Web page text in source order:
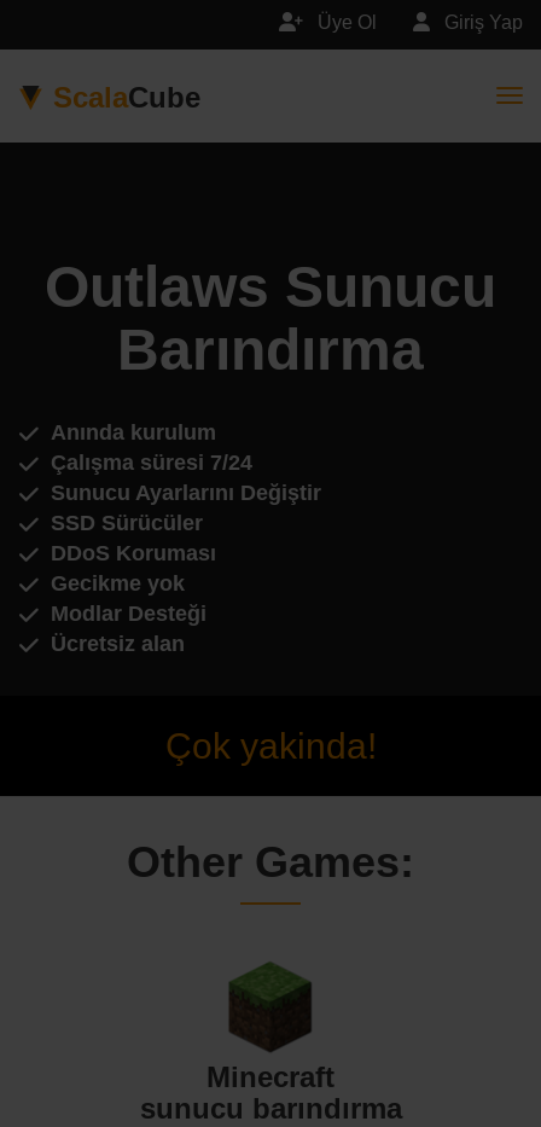
Giriş Yap
Üye Ol
ScalaCube
Outlaws Sunucu
Barındırma
Anında kurulum
Çalışma süresi 7/24
Sunucu Ayarlarını Değiştir
SSD Sürücüler
DDoS Koruması
Gecikme yok
Modlar Desteği
Ücretsiz alan
Çok yakinda!
Other Games:
Minecraft
sunucu barındırma